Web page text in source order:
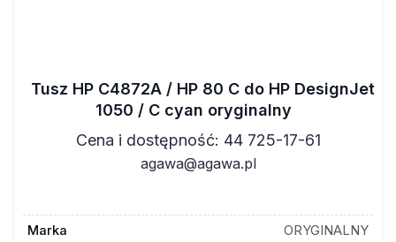
Tusz HP C4872A / HP 80 C do HP DesignJet
1050 / C cyan oryginalny
Cena i dostępność: 44 725-17-61
agawa@agawa.pl
Marka
ORYGINALNY